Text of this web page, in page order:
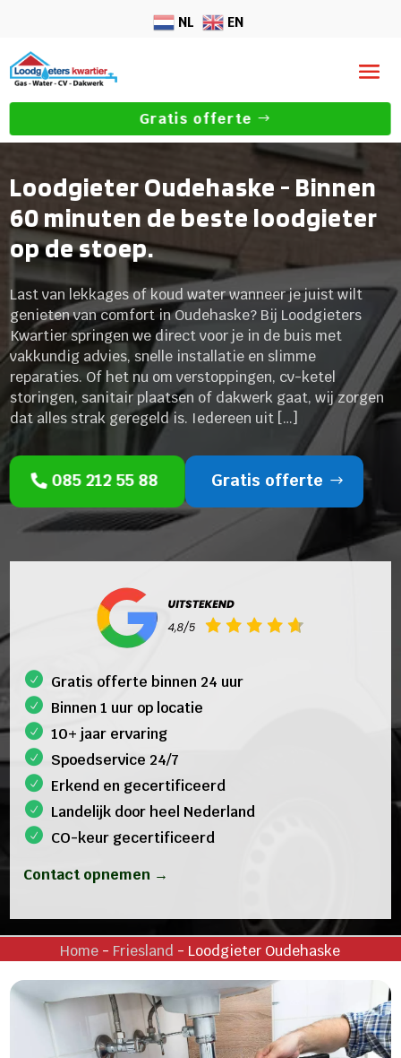
NL EN
Gratis offerte
Loodgieter Oudehaske - Binnen
60 minuten de beste loodgieter
op de stoep.
Last van lekkages of koud water wanneer je juist wilt
genieten van comfort in Oudehaske? Bij Loodgieters
Kwartier springen we direct voor je in de buis met
vakkundig advies, snelle installatie en slimme
reparaties. Of het nu om verstoppingen, cv-ketel
storingen, sanitair plaatsen of dakwerk gaat, wij zorgen
dat alles strak geregeld is. Iedereen uit […]
085 212 55 88 Gratis offerte
Gratis offerte binnen 24 uur
Binnen 1 uur op locatie
10+ jaar ervaring
Spoedservice 24/7
Erkend en gecertificeerd
Landelijk door heel Nederland
CO-keur gecertificeerd
Contact opnemen →
Home - Friesland - Loodgieter Oudehaske